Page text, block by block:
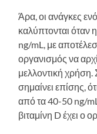
Άρα, οι ανάγκες
καλύπτονται όταν
ng/mL, με
οργανισμός να
μελλοντική χρήση.
σημαίνει επίσης,
από τα 40-50 ng/
βιταμίνη D έχει ο